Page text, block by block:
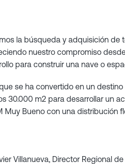
la búsqueda y adquisición
nuestro compromiso
para construir una nave o
se ha convertido en un
30.000 m2 para desarrollar un
Muy Bueno con una
Villanueva, Director